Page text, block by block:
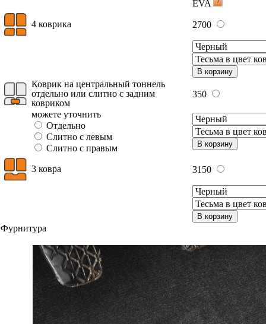
EVA
4 коврика 2700
В корзину
Коврик на центральный тоннель
отдельно или слитно с задним
ковриком
350
можете уточнить
Отдельно
Слитно с левым
Слитно с правым
В корзину
3 ковра 3150
В корзину
Фурнитура